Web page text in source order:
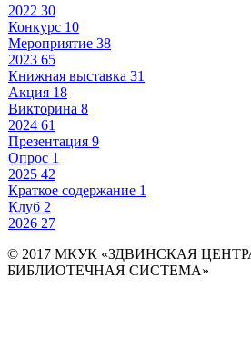
2022 30
Конкурс 10
Мероприятие 38
2023 65
Книжная выставка 31
Акция 18
Викторина 8
2024 61
Презентация 9
Опрос 1
2025 42
Краткое содержание 1
Клуб 2
2026 27
© 2017 МКУК «ЗДВИНСКАЯ
БИБЛИОТЕЧНАЯ СИСТЕМА»